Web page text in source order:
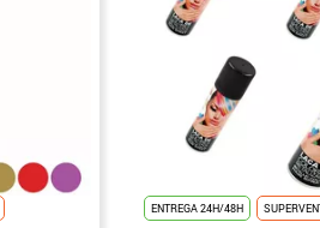
ENTREGA 24H/48H